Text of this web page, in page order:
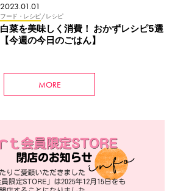
2023.01.01
フード・レシピ/ レシピ
白菜を美味しく消費！ おかずレシピ5選
【今週の今日のごはん】
MORE